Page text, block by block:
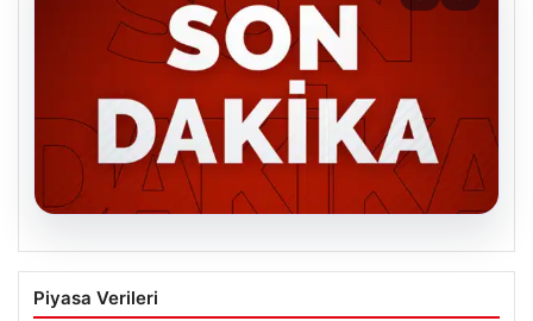
MGK’den 8 maddelik kritik bildiri: Dikkat
çeken ‘Terörsüz Bölge’ vurgusu
Piyasa Verileri